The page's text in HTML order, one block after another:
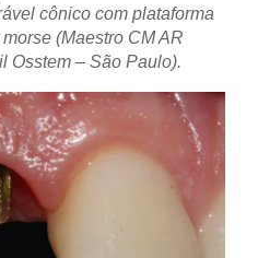
cônico com plataforma
(Maestro CM AR
Osstem – São Paulo).